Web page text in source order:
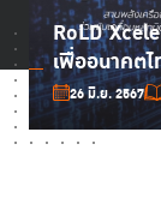
RoLD
เพื่ออนาคต
26 มิ.ย. 2567